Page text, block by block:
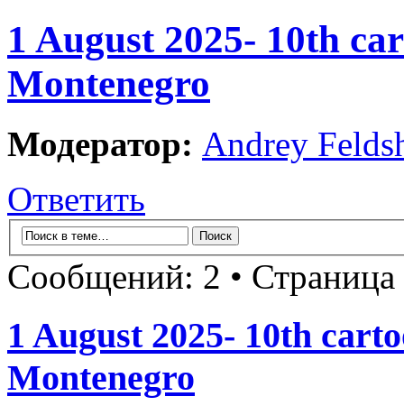
1 August 2025- 10th
Montenegro
Модератор: Andrey
Ответить
Сообщений: 2 • Страница
1 August 2025- 10th
Montenegro